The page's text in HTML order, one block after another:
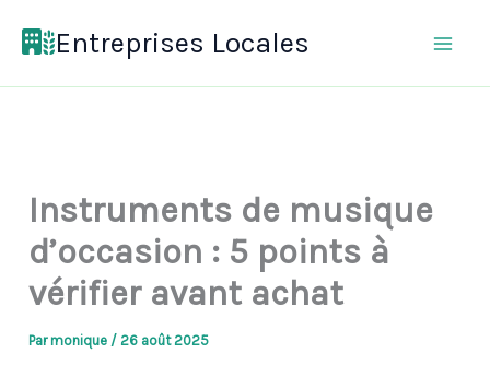
Entreprises Locales
Instruments de musique
d’occasion : 5 points à
vérifier avant achat
Parmonique /26 août 2025